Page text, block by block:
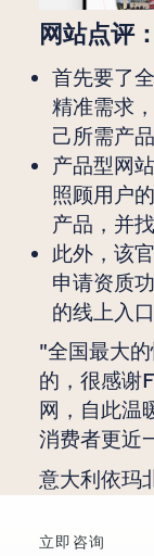
网站点评：
首先要了
精准需求
己所需产
产品型网
照顾用户
产品，并
此外，该
申请资质
的线上入口
"全国最大
的，很感谢
网，自此温
消费者更近
意大利依玛
立即咨询